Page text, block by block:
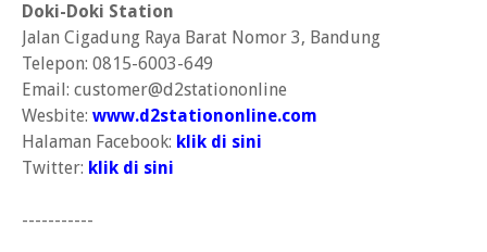
Doki-Doki Station
Jalan Cigadung Raya Barat Nomor 3, Bandung
Telepon: 0815-6003-649
Email: customer@d2stationonline
Wesbite: www.d2stationonline.com
Halaman Facebook: klik di sini
Twitter: klik di sini
-----------